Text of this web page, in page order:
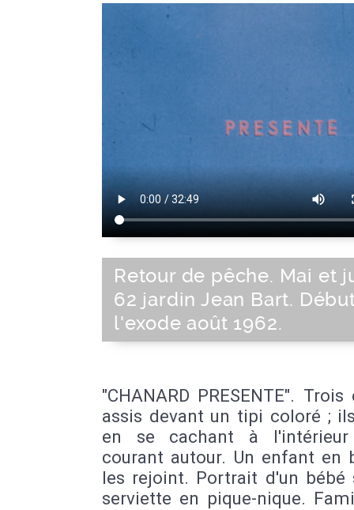
Retour de pêche. Mai et
62 jardin Jean Bart.
l'exode août 1962.
"CHANARD PRESENTE".
assis devant un tipi coloré ;
en se cachant à
courant autour. Un enfant en
les rejoint. Portrait d'un bébé
serviette en pique-nique.